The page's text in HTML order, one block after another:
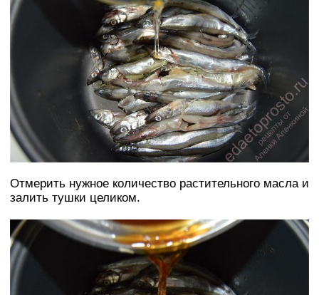
Отмерить нужное количество растительного масла и
залить тушки целиком.